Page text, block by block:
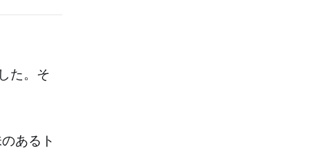
た。そ
あるト